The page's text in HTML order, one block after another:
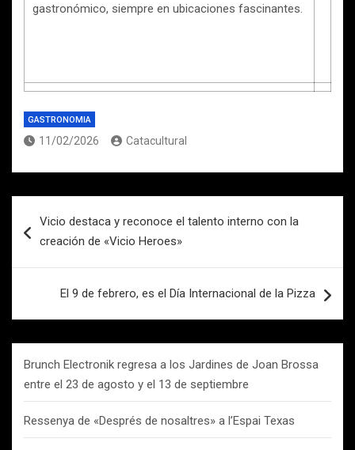
gastronómico, siempre en ubicaciones fascinantes.
GASTRONOMIA
11/02/2026 Catacultural
de
Vicio destaca y reconoce el talento interno con la
creación de «Vicio Heroes»
El 9 de febrero, es el Día Internacional de la Pizza
Brunch Electronik regresa a los Jardines de Joan Brossa
entre el 23 de agosto y el 13 de septiembre
Ressenya de «Després de nosaltres» a l’Espai Texas